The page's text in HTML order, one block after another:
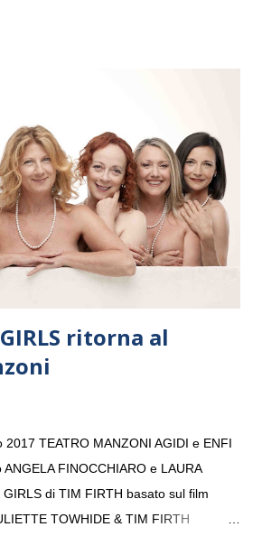
dove si esibirà per il secondo anno
milanese avrà il piacere di applaudire i
Sea Youth Philharmonic per la quarta
nel 2008 da Kristjan Järvi (affiancato
di consulent...
ritorna al
TEATRO MANZONI AGIDI e ENFI
FINOCCHIARO e LAURA
GIRLS di TIM FIRTH basato sul film
TOWHIDE & TIM FIRTH